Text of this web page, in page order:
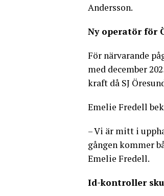
Andersson.
Ny operatör för
För närvarande
med december
kraft då SJ
Emelie Fredell
– Vi är mitt i
gången kommer
Emelie Fredell.
Id-kontroller